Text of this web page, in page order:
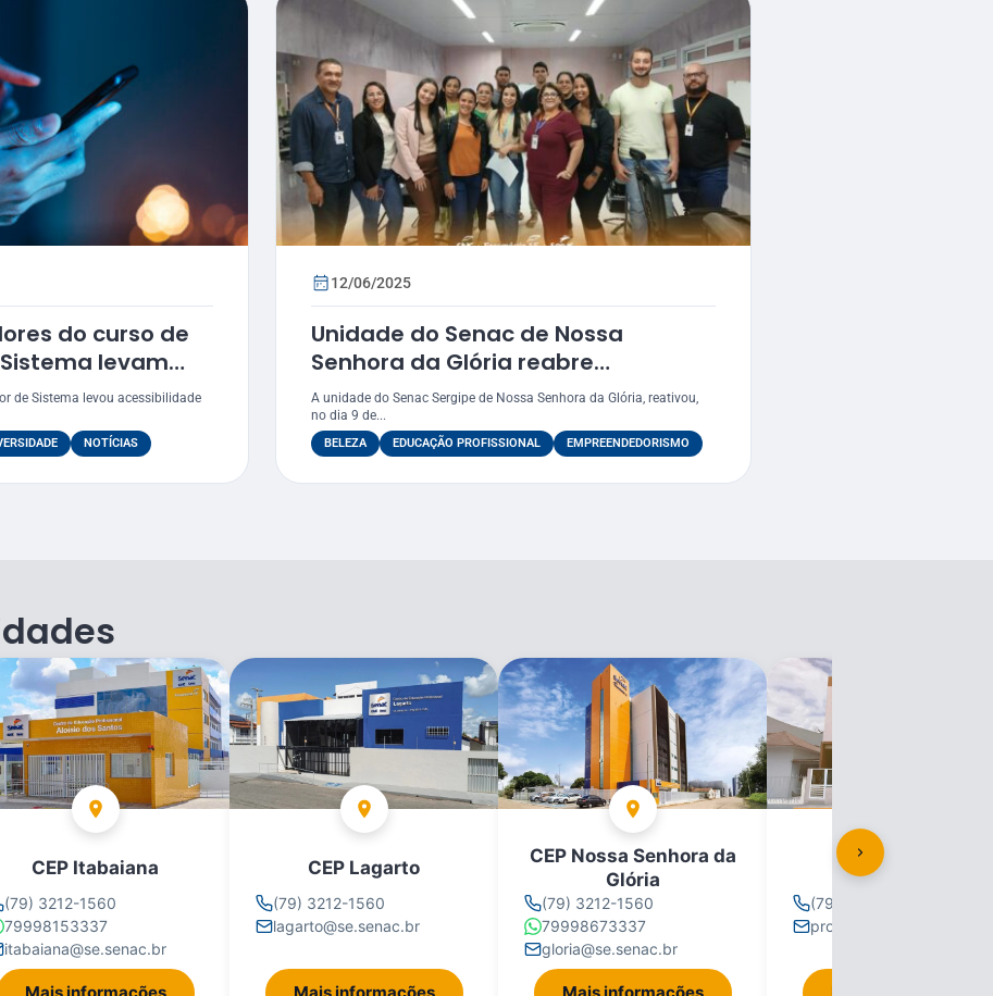
do curso de
levam
ambiente digital
de Sistema levou acessibilidade
NOTÍCIAS
12/06/2025
Unidade do Senac de Nossa
Senhora da Glória reabre
laboratório de beleza
A unidade do Senac Sergipe de Nossa Senhora da Glória, reativou,
no dia 9 de...
BELEZA EDUCAÇÃO PROFISSIONAL EMPREENDEDORISMO
CEP Itabaiana
(79) 3212-1560
79998153337
itabaiana@se.senac.br
CEP Lagarto
(79) 3212-1560
lagarto@se.senac.br
CEP Nossa Senhora da
Glória
(79) 3212-1560
79998673337
gloria@se.senac.br
CEP Propriá
(79) 3212-1560
propria@se.senac.br